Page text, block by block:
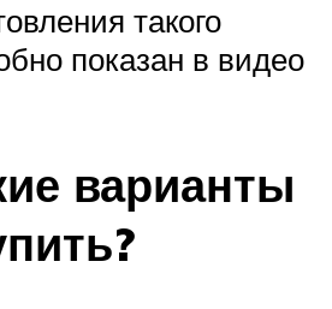
такого
показан в видео
варианты